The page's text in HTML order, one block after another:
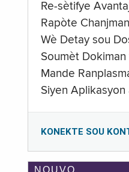
Re-sètifye
Rapòte Chanjman
Wè Detay sou
Soumèt
Mande
Siyen Aplikasyon
KONEKTE SOU
NOUVO